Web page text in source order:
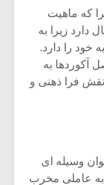
که ماهیت
دارد زیرا به
را دارد.
آکوردها به
فرا ذهنی و
وسیله ای
عاملی مخرب